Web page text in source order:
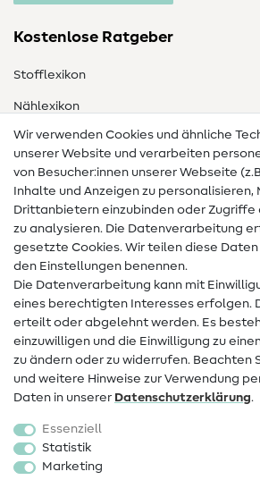
Kostenlose Ratgeber
Stofflexikon
Nählexikon
Nähanleitungen
Hilfe & Kontakt
Kontakt
Infos zum Betreiberwechsel
Widerrufsrecht
Beliebt
Stoffe
Sale
Schnittmuster
Wir verwenden Cookies und ähnliche
unserer Website und verarbeiten
von Besucher:innen unserer Webseite
Inhalte und Anzeigen zu personalisieren,
Drittanbietern einzubinden oder Zugriffe
zu analysieren. Die Datenverarbeitung
gesetzte Cookies. Wir teilen diese
den Einstellungen benennen.
Die Datenverarbeitung kann mit
eines berechtigten Interesses erfolgen.
erteilt oder abgelehnt werden. Es
einzuwilligen und die Einwilligung zu
zu ändern oder zu widerrufen. Beachten
und weitere Hinweise zur Verwendung
Daten in unserer Daten­schutz­erklärung.
Essenziell
Statistik
Marketing